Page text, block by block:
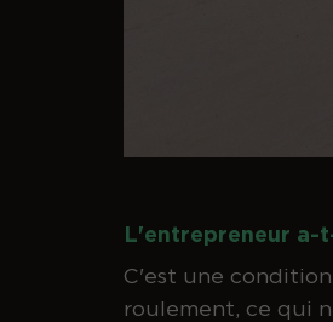
L'entrepreneur a-
C'est une
roulement, ce qui